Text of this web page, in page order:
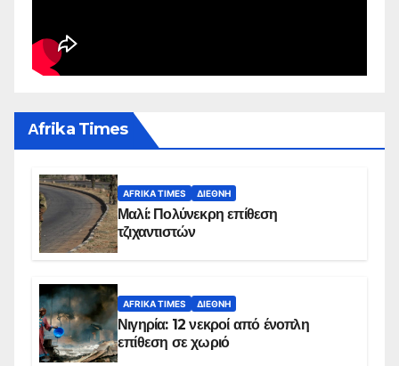
Αfrika Times
AFRIKA TIMES ΔΙΕΘΝΉ
Μαλί: Πολύνεκρη επίθεση
τζιχαντιστών
AFRIKA TIMES ΔΙΕΘΝΉ
Νιγηρία: 12 νεκροί από ένοπλη
επίθεση σε χωριό